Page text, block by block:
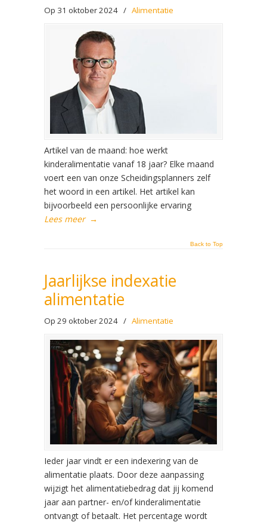
Op 31 oktober 2024 / Alimentatie
Artikel van de maand: hoe werkt
kinderalimentatie vanaf 18 jaar? Elke maand
voert een van onze Scheidingsplanners zelf
het woord in een artikel. Het artikel kan
bijvoorbeeld een persoonlijke ervaring
Lees meer →
Back to Top
Jaarlijkse indexatie
alimentatie
Op 29 oktober 2024 / Alimentatie
Ieder jaar vindt er een indexering van de
alimentatie plaats. Door deze aanpassing
wijzigt het alimentatiebedrag dat jij komend
jaar aan partner- en/of kinderalimentatie
ontvangt of betaalt. Het percentage wordt